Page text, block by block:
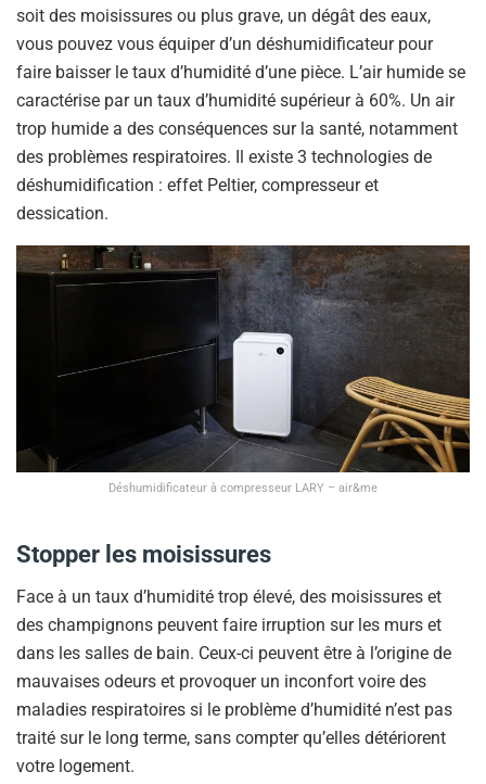
soit des moisissures ou plus grave, un dégât des eaux,
vous pouvez vous équiper d’un déshumidificateur pour
faire baisser le taux d’humidité d’une pièce. L’air humide se
caractérise par un taux d’humidité supérieur à 60%. Un air
trop humide a des conséquences sur la santé, notamment
des problèmes respiratoires. Il existe 3 technologies de
déshumidification : effet Peltier, compresseur et
dessication.
Déshumidificateur à compresseur LARY – air&me
Stopper les moisissures
Face à un taux d’humidité trop élevé, des moisissures et
des champignons peuvent faire irruption sur les murs et
dans les salles de bain. Ceux-ci peuvent être à l’origine de
mauvaises odeurs et provoquer un inconfort voire des
maladies respiratoires si le problème d’humidité n’est pas
traité sur le long terme, sans compter qu’elles détériorent
votre logement.